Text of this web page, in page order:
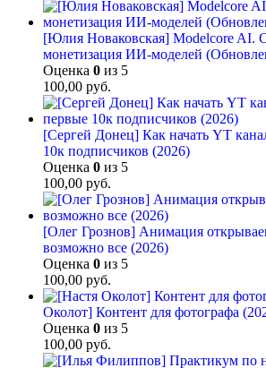
[Юлия Новаковская] Modelcore AI.
монетизация ИИ-моделей
Оценка 0 из 5
100,00 руб.
[Сергей Донец] Как начать YT
10к подписчиков (2026)
Оценка 0 из 5
100,00 руб.
[Олег Грознов] Анимация
возможно все (2026)
Оценка 0 из 5
100,00 руб.
Околот] Контент для фотографа
Оценка 0 из 5
100,00 руб.